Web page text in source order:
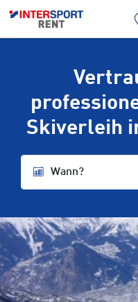
Skiverleih
Wann?